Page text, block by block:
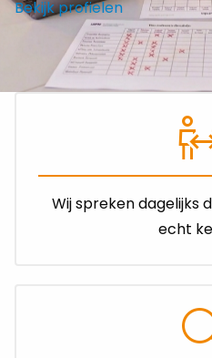
Bekijk profielen
Wij spreken dagelijks
echt